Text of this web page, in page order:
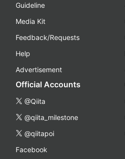
Guideline
Media Kit
Feedback/Requests
Help
Advertisement
Official Accounts
@Qiita
@qiita_milestone
@qiitapoi
Facebook